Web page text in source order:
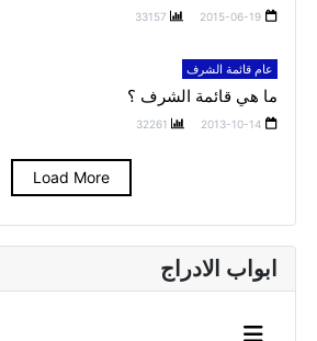
ابواب الادراج
2015-06-19
33157
عام قائمة الشرف
ما هي قائمة الشرف ؟
2013-10-14
32261
Load More